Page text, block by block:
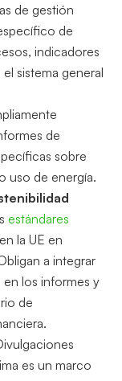
de gestión
de
indicadores
sistema general
de
sobre
uso de energía.
estándares
la UE en
a integrar
los informes y
de
es un marco